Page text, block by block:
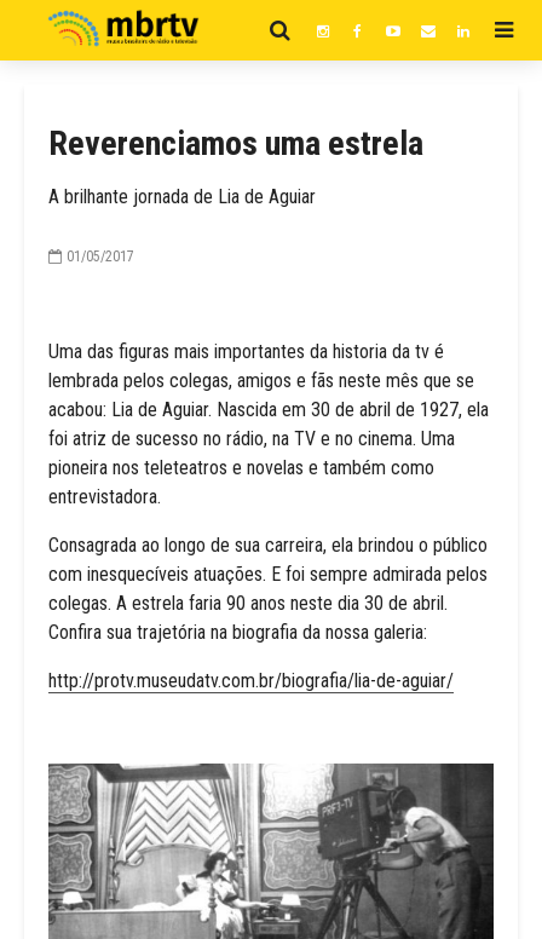
Reverenciamos uma estrela
A brilhante jornada de Lia de Aguiar
01/05/2017
Uma das figuras mais importantes da historia da tv é
lembrada pelos colegas, amigos e fãs neste mês que se
acabou: Lia de Aguiar. Nascida em 30 de abril de 1927, ela
foi atriz de sucesso no rádio, na TV e no cinema. Uma
pioneira nos teleteatros e novelas e também como
entrevistadora.
Consagrada ao longo de sua carreira, ela brindou o público
com inesquecíveis atuações. E foi sempre admirada pelos
colegas. A estrela faria 90 anos neste dia 30 de abril.
Confira sua trajetória na biografia da nossa galeria:
http://protv.museudatv.com.br/biografia/lia-de-aguiar/